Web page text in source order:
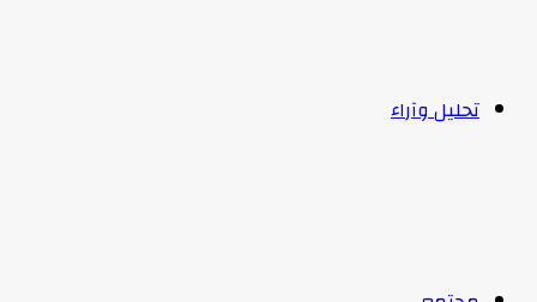
تحليل وآراء